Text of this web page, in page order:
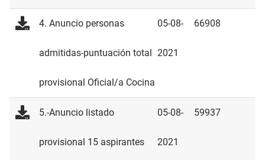
4. Anuncio personas
admitidas-puntuación total
provisional Oficial/a Cocina
05-08-
2021
66908
5.-Anuncio listado
provisional 15 aspirantes
05-08-
2021
59937